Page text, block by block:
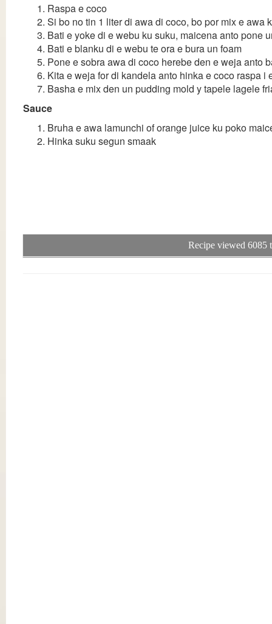
Raspa e coco
Si bo no tin 1 liter di awa di coco, bo por mix e awa
Bati e yoke di e webu ku suku, maicena anto pone
Bati e blanku di e webu te ora e bura un foam
Pone e sobra awa di coco herebe den e weja anto
Kita e weja for di kandela anto hinka e coco raspa i
Basha e mix den un pudding mold y tapele lagele
Sauce
Bruha e awa lamunchi of orange juice ku poko
Hinka suku segun smaak
Recipe viewed 6085